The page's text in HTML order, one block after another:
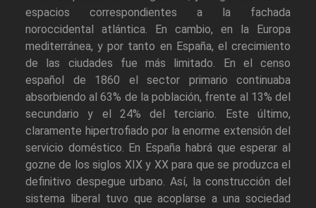
espacios correspondientes a la fachada
noroccidental atlántica. En cambio, en la Europa
mediterránea, y por tanto en España, el crecimiento
de las ciudades fue más limitado. En el censo
español de 1860 el sector primario continuaba
absorbiendo al 63% de la población, frente al 13% del
secundario y el 24% del terciario. Este último,
claramente hipertrofiado por la enorme extensión del
servicio doméstico. En España habrá que esperar al
gozne de los siglos XIX y XX para que se produzca el
definitivo despegue urbano. Así, la construcción del
sistema liberal tuvo que acoplarse a una sociedad